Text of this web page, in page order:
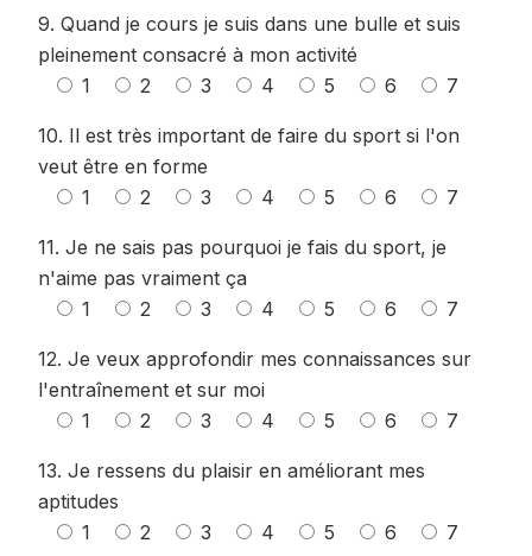
9. Quand je cours je suis dans une bulle et suis
pleinement consacré à mon activité
1
2 3 4 5 6 7
10. Il est très important de faire du sport si l'on
veut être en forme
1
2 3 4 5 6 7
11. Je ne sais pas pourquoi je fais du sport, je
n'aime pas vraiment ça
1
2 3 4 5 6 7
12. Je veux approfondir mes connaissances sur
l'entraînement et sur moi
1
2 3 4 5 6 7
13. Je ressens du plaisir en améliorant mes
aptitudes
1
2 3 4 5 6 7